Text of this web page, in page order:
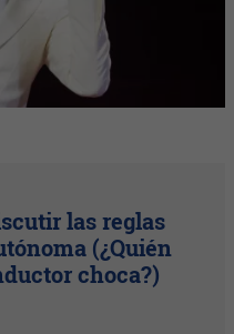
las reglas
(¿Quién
choca?)